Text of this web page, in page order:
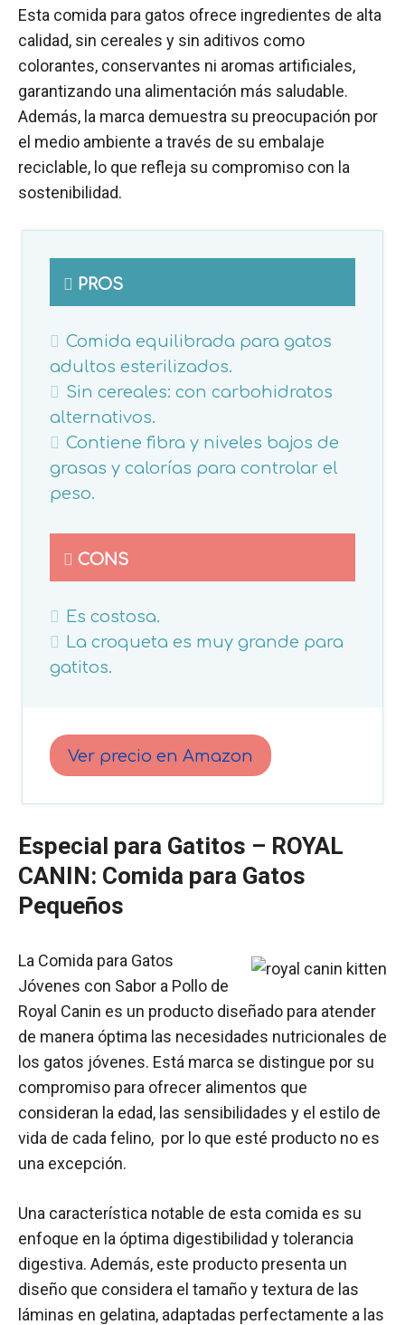
Esta comida para gatos ofrece ingredientes de alta
calidad, sin cereales y sin aditivos como
colorantes, conservantes ni aromas artificiales,
garantizando una alimentación más saludable.
Además, la marca demuestra su preocupación por
el medio ambiente a través de su embalaje
reciclable, lo que refleja su compromiso con la
sostenibilidad.
PROS
Comida equilibrada para gatos
adultos esterilizados.
Sin cereales: con carbohidratos
alternativos.
Contiene fibra y niveles bajos de
grasas y calorías para controlar el
peso.
CONS
Es costosa.
La croqueta es muy grande para
gatitos.
Ver precio en Amazon
Especial para Gatitos – ROYAL
CANIN: Comida para Gatos
Pequeños
La Comida para Gatos
Jóvenes con Sabor a Pollo de
Royal Canin es un producto diseñado para atender
de manera óptima las necesidades nutricionales de
los gatos jóvenes. Está marca se distingue por su
compromiso para ofrecer alimentos que
consideran la edad, las sensibilidades y el estilo de
vida de cada felino, por lo que esté producto no es
una excepción.
Una característica notable de esta comida es su
enfoque en la óptima digestibilidad y tolerancia
digestiva. Además, este producto presenta un
diseño que considera el tamaño y textura de las
láminas en gelatina, adaptadas perfectamente a las